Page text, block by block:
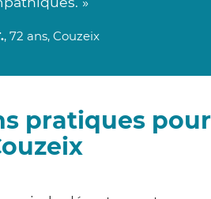
, 72 ans, Couzeix
pratiques pour